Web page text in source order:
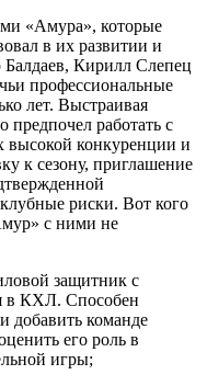
«Амура», которые
в их развитии и
Кирилл Слепец
профессиональные
лет. Выстраивая
работать с
высокой конкуренции и
к сезону, приглашение
риски. Вот кого
с ними не
защитник с
в КХЛ. Способен
добавить команде
его роль в
игры;